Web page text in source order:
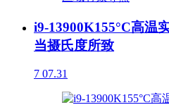
i9-13900K155°C高温
当摄氏度所致
7 07.31